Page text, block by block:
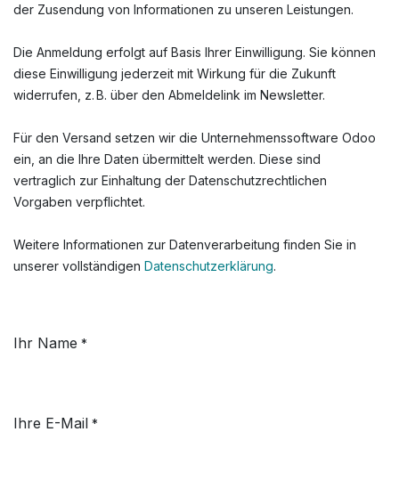
der Zusendung von Informationen zu unseren Leistungen.
Die Anmeldung erfolgt auf Basis Ihrer Einwilligung. Sie können
diese Einwilligung jederzeit mit Wirkung für die Zukunft
widerrufen, z. B. über den Abmeldelink im Newsletter.
Für den Versand setzen wir die Unternehmenssoftware Odoo
ein, an die Ihre Daten übermittelt werden. Diese sind
vertraglich zur Einhaltung der Datenschutzrechtlichen
Vorgaben verpflichtet.
Weitere Informationen zur Datenverarbeitung finden Sie in
unserer vollständigen Datenschutzerklärung.
Ihr Name *
Ihre E-Mail *